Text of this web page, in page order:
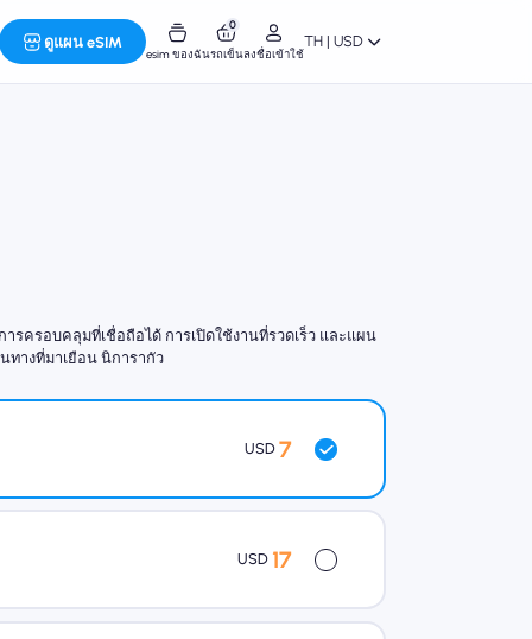
ดูแผน eSIM
esim ของฉัน
0
รถเข็นลงชื่อเข้าใช้
TH | USD
ารครอบคลุมที่เชื่อถือได้ การเปิดใช้งานที่รวดเร็ว และแผน
ทางที่มาเยือน นิการากัว
USD 7
USD 17